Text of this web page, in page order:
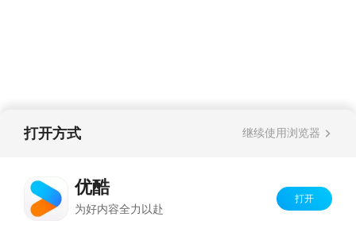
打开方式 继续使用浏览器
优酷
为好内容全力以赴
打开